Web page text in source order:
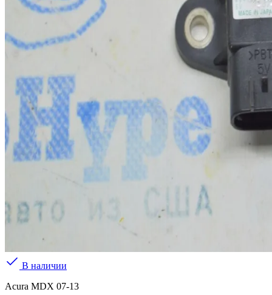
В наличии
Acura MDX 07-13